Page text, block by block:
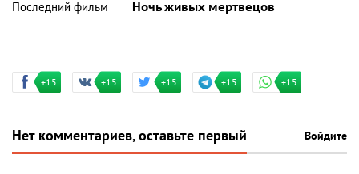
Последний фильм
Ночь живых мертвецов
+15 +15 +15 +15 +15
Нет комментариев, оставьте первый Войдите